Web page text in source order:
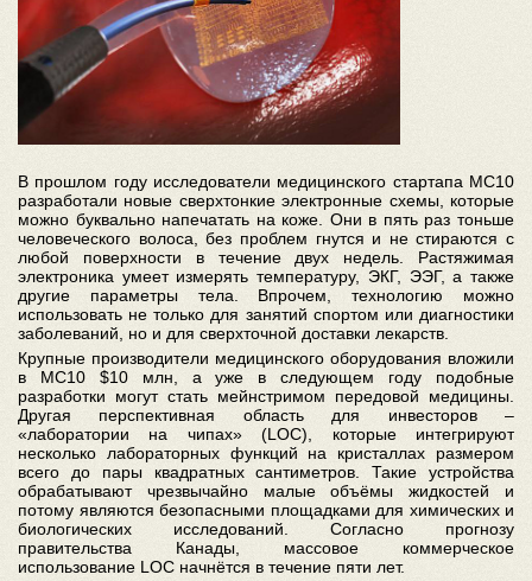
В прошлом году исследователи медицинского стартапа MC10
разработали новые сверхтонкие электронные схемы, которые
можно буквально напечатать на коже. Они в пять раз тоньше
человеческого волоса, без проблем гнутся и не стираются с
любой поверхности в течение двух недель. Растяжимая
электроника умеет измерять температуру, ЭКГ, ЭЭГ, а также
другие параметры тела. Впрочем, технологию можно
использовать не только для занятий спортом или диагностики
заболеваний, но и для сверхточной доставки лекарств.
Крупные производители медицинского оборудования вложили
в MC10 $10 млн, а уже в следующем году подобные
разработки могут стать мейнстримом передовой медицины.
Другая перспективная область для инвесторов –
«лаборатории на чипах» (LOC), которые интегрируют
несколько лабораторных функций на кристаллах размером
всего до пары квадратных сантиметров. Такие устройства
обрабатывают чрезвычайно малые объёмы жидкостей и
потому являются безопасными площадками для химических и
биологических исследований. Согласно прогнозу
правительства Канады, массовое коммерческое
использование LOC начнётся в течение пяти лет.